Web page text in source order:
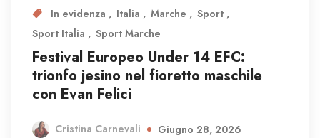
In evidenza Italia Marche
Sport
Sport Italia
Sport Marche
Festival Europeo Under 14 EFC:
trionfo jesino nel fioretto maschile
con Evan Felici
Cristina Carnevali Giugno 28, 2026